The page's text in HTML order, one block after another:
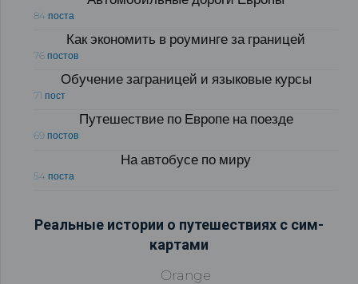
84 поста
Как экономить в роуминге за границей
76 постов
Обучение заграницей и языковые курсы
71 пост
Путешествие по Европе на поезде
69 постов
На автобусе по миру
54 поста
Реальные истории о путешествиях с сим-
картами
Orange